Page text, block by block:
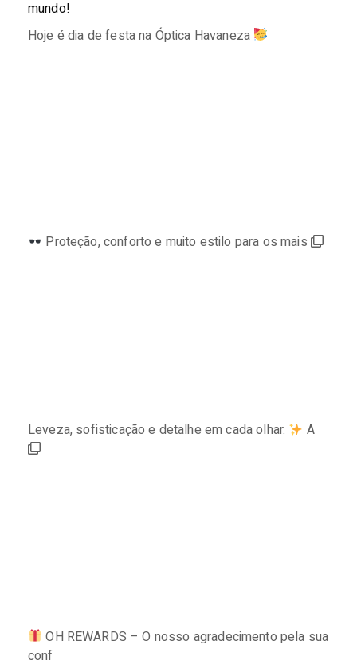
mundo!
Hoje é dia de festa na Óptica Havaneza
Proteção, conforto e muito estilo para os mais
Leveza, sofisticação e detalhe em cada olhar. A
OH REWARDS – O nosso agradecimento pela sua
conf